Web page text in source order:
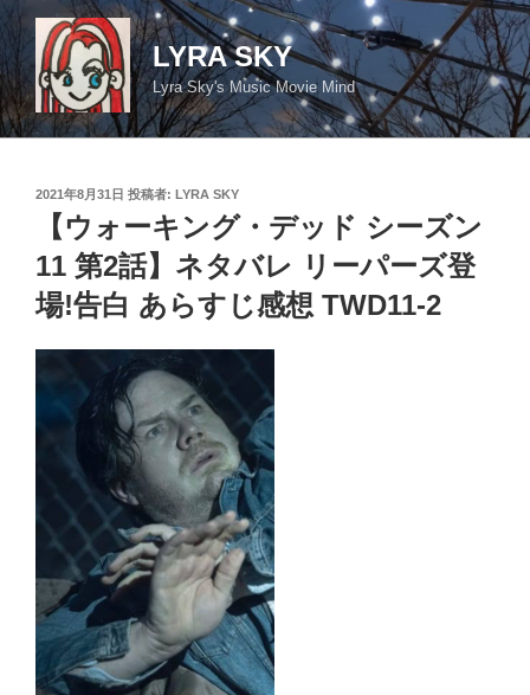
コ
ン
テ
ン
ツ
LYRA SKY
Lyra Sky's Music Movie Mind
投
2021年8月31日 投稿者: LYRA SKY
【ウォーキング・デッド シーズン
11 第2話】ネタバレ リーパーズ登
場!告白 あらすじ感想 TWD11-2